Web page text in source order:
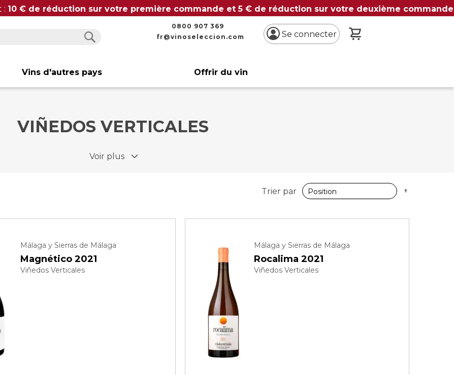
: 10 € de réduction sur votre première commande et 5 € de réduction sur votre deuxième commande
0800 907 369
fr@vinoseleccion.com
Se connecter
Vins d'autres pays Offrir du vin
VIÑEDOS VERTICALES
Voir plus
Trier par
Málaga y Sierras de Málaga
Magnético 2021
Viñedos Verticales
Málaga y Sierras de Málaga
Rocalima 2021
Viñedos Verticales